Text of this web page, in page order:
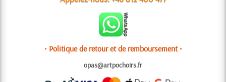
• Politique de retour et de remboursement •
opas@artpochoirs.fr